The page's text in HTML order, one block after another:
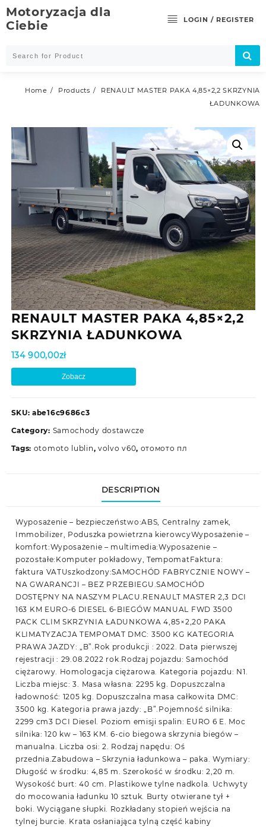
Skip
to
content
Motoryzacja dla
Ciebie
LOGIN / REGISTER
Home Products
RENAULT MASTER PAKA 4,85×2,2 SKRZYNIA
ŁADUNKOWA
RENAULT MASTER PAKA 4,85×2,2
SKRZYNIA ŁADUNKOWA
134 900,00zł
Zobacz
SKU: abe16c9686c3
Category: Samochody dostawcze
Tags: otomoto lublin, volvo v60, отомото пл
DESCRIPTION
Wyposażenie – bezpieczeństwo:ABS, Centralny zamek,
Immobilizer, Poduszka powietrzna kierowcyWyposażenie –
komfort:Wyposażenie – multimedia:Wyposażenie –
pozostałe:Komputer pokładowy, TempomatFaktura:
faktura VATUszkodzony:SAMOCHÓD FABRYCZNIE NOWY –
NA GWARANCJI – BEZ PRZEBIEGU.SAMOCHÓD
DOSTĘPNY NA NASZYM PLACU.RENAULT MASTER 2,3 DCI
163 KM EURO-6 DIESEL 6-BIEGÓW MANUAL FWD 3500
PACK CLIM SKRZYNIA ŁADUNKOWA 4,85×2,20 PAKA
KLIMATYZACJA TEMPOMAT DMC: 3500 KG KATEGORIA
PRAWA JAZDY: „B”.Rok produkcji : 2022. Data pierwszej
rejestracji : 29.08.2022 rok.Rodzaj pojazdu: Samochód
ciężarowy. Homologacja ciężarowa. Kategoria pojazdu: N1.
Liczba miejsc: 3. Masa własna: 2295 kg. Dopuszczalna
ładowność: 1205 kg. Dopuszczalna masa całkowita DMC:
3500 kg. Kategoria prawa jazdy: „B”.Pojemność silnika:
2299 cm3 DCI Diesel. Poziom emisji spalin: EURO 6 E. Moc
silnika: 120 kw – 163 KM. 6-cio biegowa skrzynia biegów –
manualna. Liczba osi: 2. Rodzaj napędu: Oś
przednia.Zabudowa – Skrzynia ładunkowa – paka. Wymiary:
Długość w środku: 4,85 m. Szerokość w środku: 2,20 m.
Wysokość burt: 40 cm. Plastikowe tylne nadkola. Uchwyty
do mocowania ładunku 10 sztuk. Burty otwierane tył +
boki. Wyciągane słupki. Rozkładany stopień wejścia na
tylnej burcie. Krata osłaniająca tylną część kabiny